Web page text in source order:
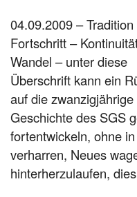
04.09.2009 – Tradition
Fortschritt –
Wandel – unter diese
Überschrift kann ein
auf die zwanzigjährige
Geschichte des SGS
fortentwickeln, ohne
verharren, Neues
hinterherzulaufen,